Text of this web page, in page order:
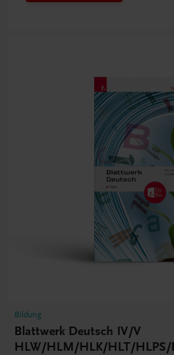
Bildung
Blattwerk Deutsch IV/V
HLW/HLM/HLK/HLT/HLPS/